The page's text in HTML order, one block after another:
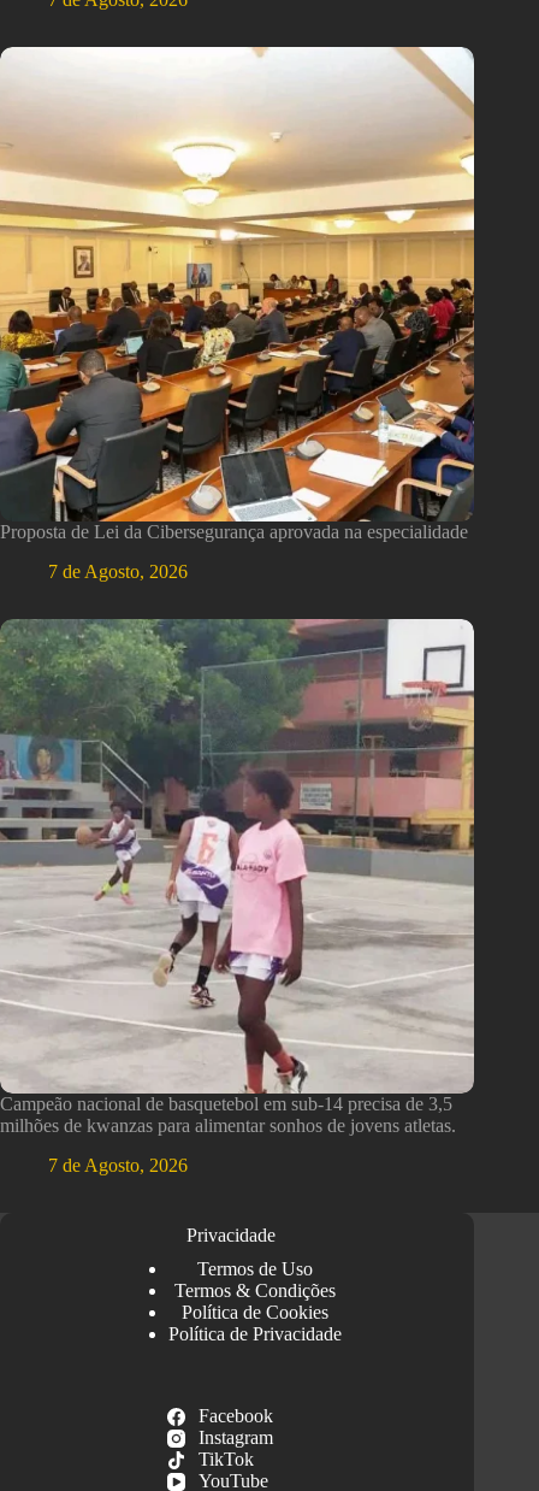
Proposta de Lei da Cibersegurança aprovada na especialidade
7 de Agosto, 2026
Campeão nacional de basquetebol em sub-14 precisa de 3,5
milhões de kwanzas para alimentar sonhos de jovens atletas.
7 de Agosto, 2026
Privacidade
Termos de Uso
Termos & Condições
Política de Cookies
Política de Privacidade
Facebook
Instagram
TikTok
YouTube